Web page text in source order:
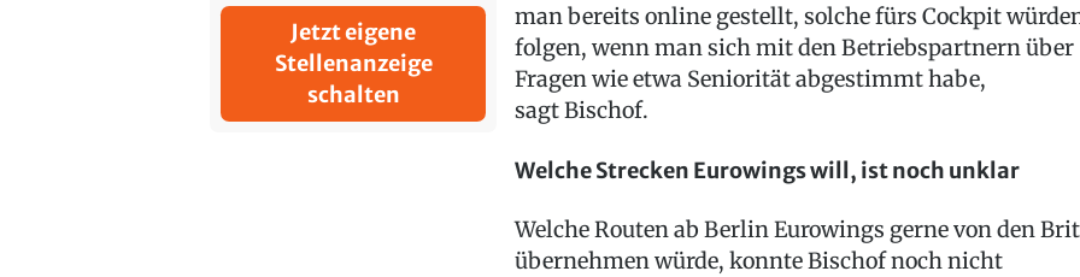
Jetzt eigene
Stellenanzeige
schalten
man bereits online gestellt, solche fürs Cockpit
folgen, wenn man sich mit den Betriebspartnern über
Fragen wie etwa Seniorität abgestimmt habe,
sagt Bischof.
Welche Strecken Eurowings will, ist noch unklar
Welche Routen ab Berlin Eurowings gerne von den
übernehmen würde, konnte Bischof noch nicht